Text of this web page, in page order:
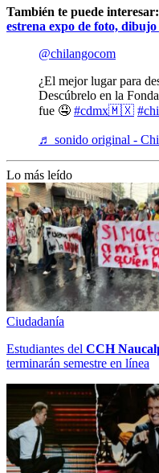
También te puede interesar:
estrena expo de foto,
@chilangocom
¿El mejor lugar para
Descúbrelo en la
fue 🤤 #cdmx🇲🇽
♬ sonido original -
Lo más leído
Ciudadanía
Estudiantes del CCH
terminarán semestre en línea